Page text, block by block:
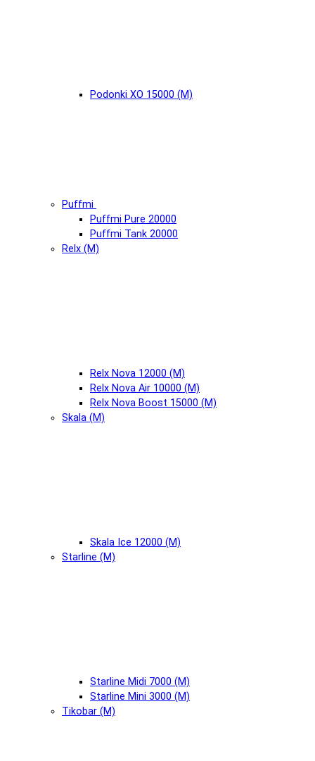
Podonki XO 15000 (М)
Puffmi
Puffmi Pure 20000
Puffmi Tank 20000
Relx (М)
Relx Nova 12000 (М)
Relx Nova Air 10000 (М)
Relx Nova Boost 15000 (М)
Skala (М)
Skala Ice 12000 (М)
Starline (М)
Starline Midi 7000 (М)
Starline Mini 3000 (М)
Tikobar (М)